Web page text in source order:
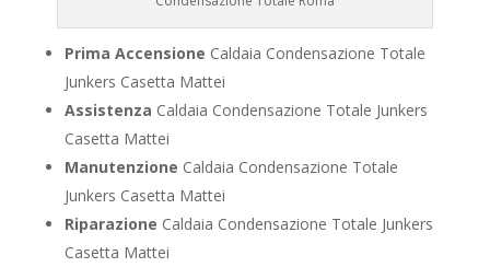
Prima Accensione Caldaia Condensazione Totale
Junkers Casetta Mattei
Assistenza Caldaia Condensazione Totale Junkers
Casetta Mattei
Manutenzione Caldaia Condensazione Totale
Junkers Casetta Mattei
Riparazione Caldaia Condensazione Totale Junkers
Casetta Mattei